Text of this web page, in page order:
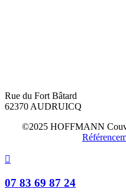
Rue du Fort Bâtard
62370 AUDRUICQ
©2025 HOFFMANN

07 83 69 87 24